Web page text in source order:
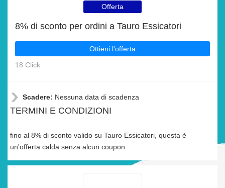
Offerta
8% di sconto per ordini a Tauro Essicatori
Ottieni l'offerta
18 Click
Scadere: Nessuna data di scadenza
TERMINI E CONDIZIONI
fino al 8% di sconto valido su Tauro Essicatori, questa è
un'offerta calda senza alcun coupon